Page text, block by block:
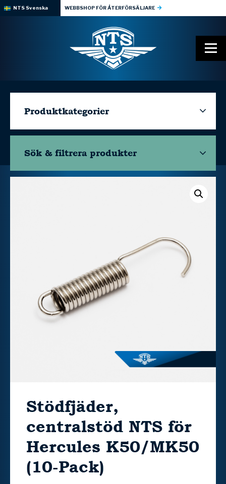
NTS Svenska WEBBSHOP FÖR ÅTERFÖRSÄLJARE
Produktkategorier
Sök & filtrera produkter
Stödfjäder,
centralstöd NTS för
Hercules K50/MK50
(10-Pack)